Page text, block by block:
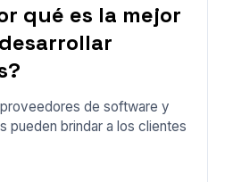
qué es la mejor
proveedores de software y
pueden brindar a los clientes